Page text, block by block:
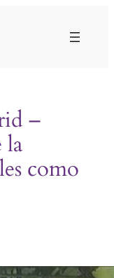
–
la
como